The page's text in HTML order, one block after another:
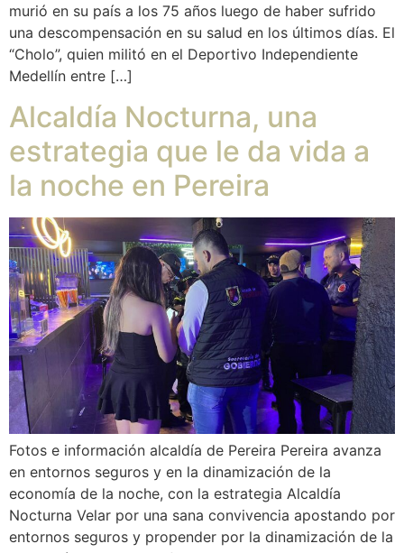
murió en su país a los 75 años luego de haber sufrido
una descompensación en su salud en los últimos días. El
“Cholo”, quien militó en el Deportivo Independiente
Medellín entre […]
Alcaldía Nocturna, una
estrategia que le da vida a
la noche en Pereira
Fotos e información alcaldía de Pereira Pereira avanza
en entornos seguros y en la dinamización de la
economía de la noche, con la estrategia Alcaldía
Nocturna Velar por una sana convivencia apostando por
entornos seguros y propender por la dinamización de la